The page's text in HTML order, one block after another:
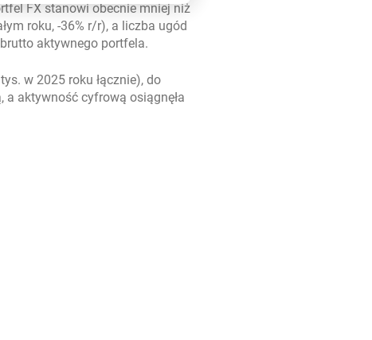
FX stanowi obecnie mniej niż
roku, -36% r/r), a liczba ugód
aktywnego portfela.
w 2025 roku łącznie), do
a aktywność cyfrową osiągnęła